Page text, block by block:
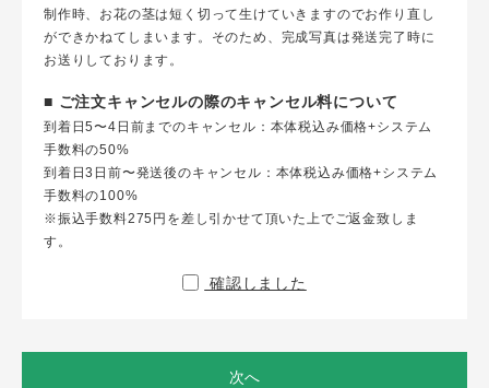
制作時、お花の茎は短く切って生けていきますのでお作り直し
ができかねてしまいます。そのため、完成写真は発送完了時に
お送りしております。
■ ご注文キャンセルの際のキャンセル料について
到着日5〜4日前までのキャンセル：本体税込み価格+システム
手数料の50%
到着日3日前〜発送後のキャンセル：本体税込み価格+システム
手数料の100%
※振込手数料275円を差し引かせて頂いた上でご返金致しま
す。
確認しました
次へ